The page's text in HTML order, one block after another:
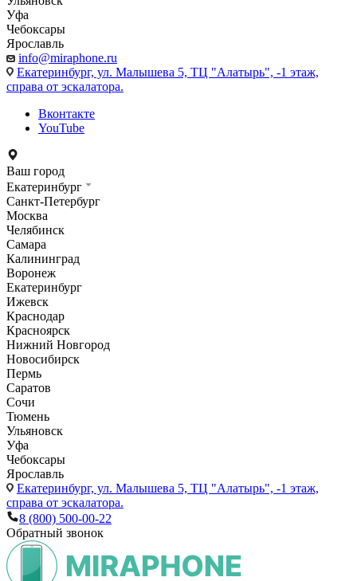
Уфа
Чебоксары
Ярославль
info@miraphone.ru
Екатеринбург, ул. Малышева 5, ТЦ "Алатырь", -1 этаж,
справа от эскалатора.
Вконтакте
YouTube
Ваш город
Екатеринбург
Санкт-Петербург
Москва
Челябинск
Самара
Калининград
Воронеж
Екатеринбург
Ижевск
Краснодар
Красноярск
Нижний Новгород
Новосибирск
Пермь
Саратов
Сочи
Тюмень
Ульяновск
Уфа
Чебоксары
Ярославль
Екатеринбург, ул. Малышева 5, ТЦ "Алатырь", -1 этаж,
справа от эскалатора.
8 (800) 500-00-22
Обратный звонок